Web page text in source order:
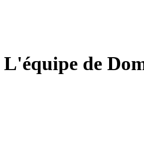
L'équipe de